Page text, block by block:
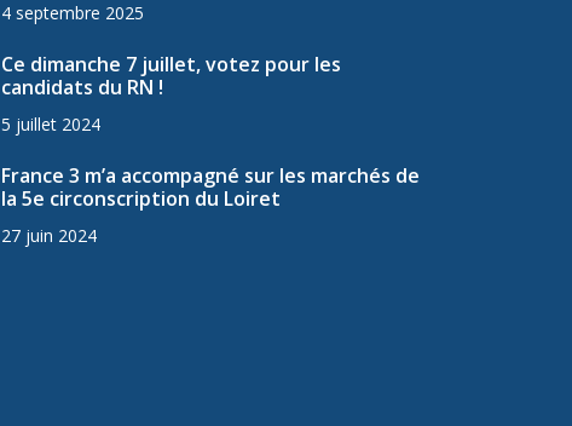
4 septembre 2025
Ce dimanche 7 juillet, votez pour les
candidats du RN !
5 juillet 2024
France 3 m’a accompagné sur les marchés de
la 5e circonscription du Loiret
27 juin 2024